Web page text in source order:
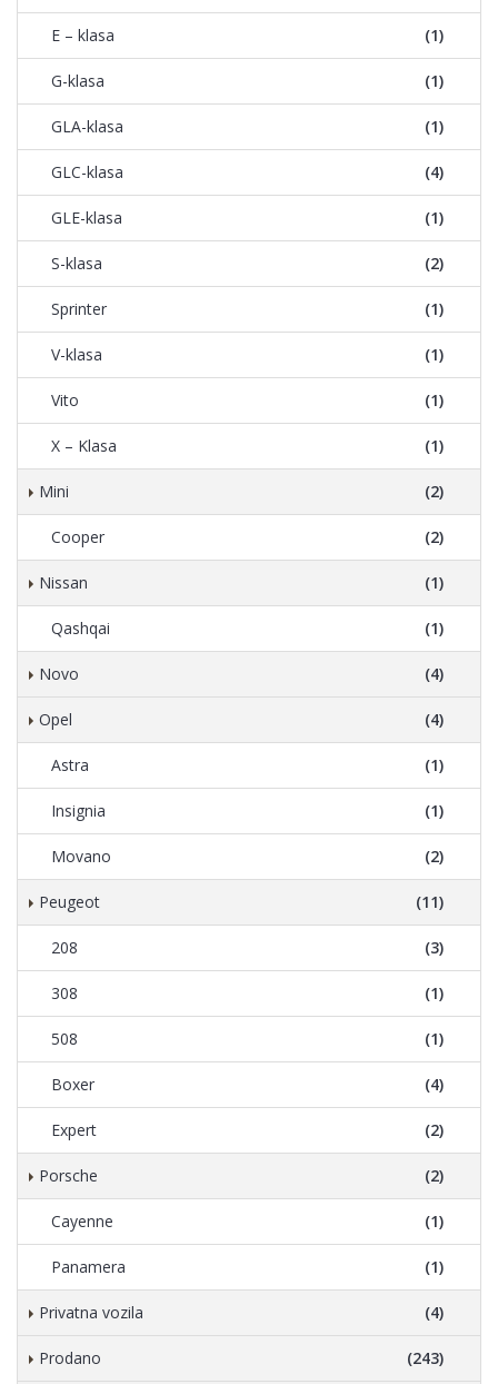
E – klasa (1)
G-klasa (1)
GLA-klasa (1)
GLC-klasa (4)
GLE-klasa (1)
S-klasa (2)
Sprinter (1)
V-klasa (1)
Vito (1)
X – Klasa (1)
Mini (2)
Cooper (2)
Nissan (1)
Qashqai (1)
Novo (4)
Opel (4)
Astra (1)
Insignia (1)
Movano (2)
Peugeot (11)
208 (3)
308 (1)
508 (1)
Boxer (4)
Expert (2)
Porsche (2)
Cayenne (1)
Panamera (1)
Privatna vozila (4)
Prodano (243)